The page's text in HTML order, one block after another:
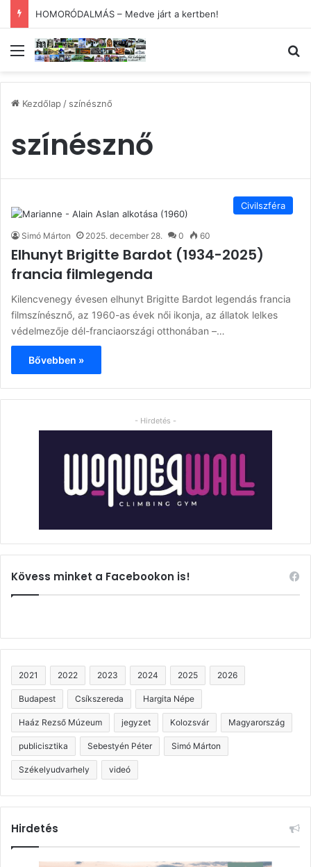
HOMORÓDALMÁS – Medve járt a kertben!
Menü
Kezdőlap/ színésznő
színésznő
Civilszféra
Simó Márton 2025. december 28. 0 60
Elhunyt Brigitte Bardot (1934-2025)
francia filmlegenda
Kilencvenegy évesen elhunyt Brigitte Bardot legendás francia
filmszínésznő, az 1960-as évek női ikonja, az állatok lelkes
védelmezője dél-franciaországi otthonában –…
Bővebben »
- Hirdetés -
Kövess minket a Facebookon is!
2021 2022 2023 2024 2025 2026
Budapest Csíkszereda Hargita Népe
Haáz Rezső Múzeum jegyzet Kolozsvár Magyarország
publicisztika Sebestyén Péter Simó Márton
Székelyudvarhely videó
Hirdetés